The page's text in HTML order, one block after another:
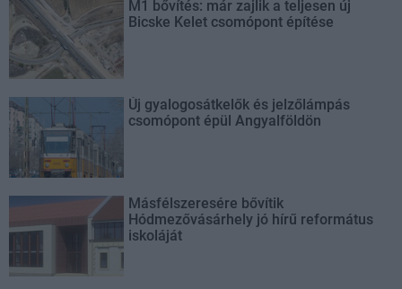
M1 bővítés: már zajlik a teljesen új
Bicske Kelet csomópont építése
Új gyalogosátkelők és jelzőlámpás
csomópont épül Angyalföldön
Másfélszeresére bővítik
Hódmezővásárhely jó hírű református
iskoláját